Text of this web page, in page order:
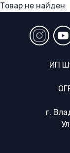
Товар не найден
ИП
г.